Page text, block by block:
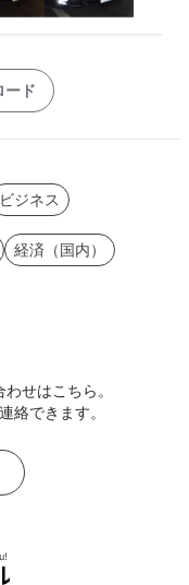
ード
ビジネス
経済（国内）
せはこちら。
絡できます。